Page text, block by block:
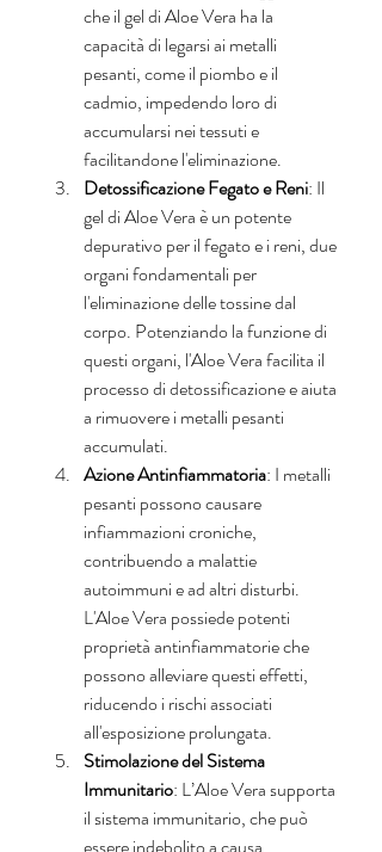
che il gel di Aloe Vera ha la
capacità di legarsi ai metalli
pesanti, come il piombo e il
cadmio, impedendo loro di
accumularsi nei tessuti e
facilitandone l'eliminazione.
Detossificazione Fegato e Reni: Il
gel di Aloe Vera è un potente
depurativo per il fegato e i reni, due
organi fondamentali per
l'eliminazione delle tossine dal
corpo. Potenziando la funzione di
questi organi, l'Aloe Vera facilita il
processo di detossificazione e aiuta
a rimuovere i metalli pesanti
accumulati.
Azione Antinfiammatoria: I metalli
pesanti possono causare
infiammazioni croniche,
contribuendo a malattie
autoimmuni e ad altri disturbi.
L'Aloe Vera possiede potenti
proprietà antinfiammatorie che
possono alleviare questi effetti,
riducendo i rischi associati
all'esposizione prolungata.
Stimolazione del Sistema
Immunitario: L’Aloe Vera supporta
il sistema immunitario, che può